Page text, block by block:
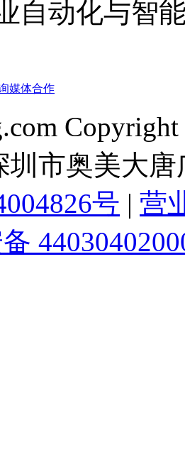
自动化与智
媒体合作
圳市奥美大
号 | 营